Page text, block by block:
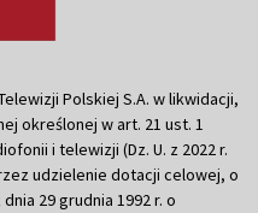
Polskiej S.A. w likwidacji,
określonej w art. 21 ust. 1
i telewizji (Dz. U. z 2022 r.
udzielenie dotacji celowej, o
29 grudnia 1992 r. o